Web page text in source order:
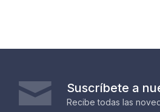
Suscríbete a
Recibe todas las